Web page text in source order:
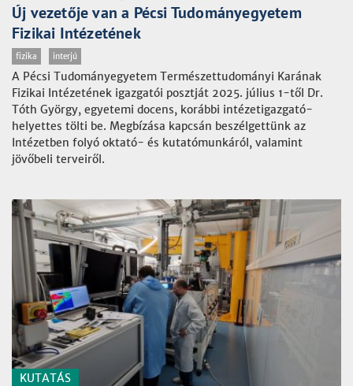
Új vezetője van a Pécsi Tudományegyetem
Fizikai Intézetének
fizika interjú
A Pécsi Tudományegyetem Természettudományi Karának
Fizikai Intézetének igazgatói posztját 2025. július 1-től Dr.
Tóth György, egyetemi docens, korábbi intézetigazgató-
helyettes tölti be. Megbízása kapcsán beszélgettünk az
Intézetben folyó oktató- és kutatómunkáról, valamint
jövőbeli terveiről.
KUTATÁS